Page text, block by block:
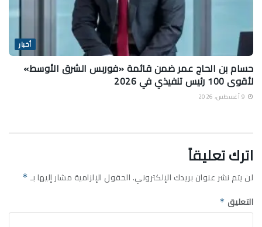
أخبار
حسام بن الحاج عمر ضمن قائمة «فوربس الشرق الأوسط»
لأقوى 100 رئيس تنفيذي في 2026
اترك تعليقاً
لن يتم نشر عنوان بريدك الإلكتروني.الحقول الإلزامية مشار إليها بـ *
التعليق *